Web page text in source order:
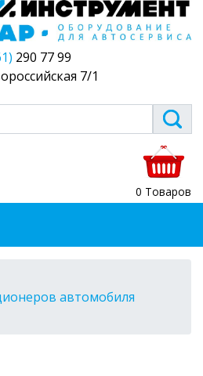
290 77 99
7/1
0 Товаров
автомобиля